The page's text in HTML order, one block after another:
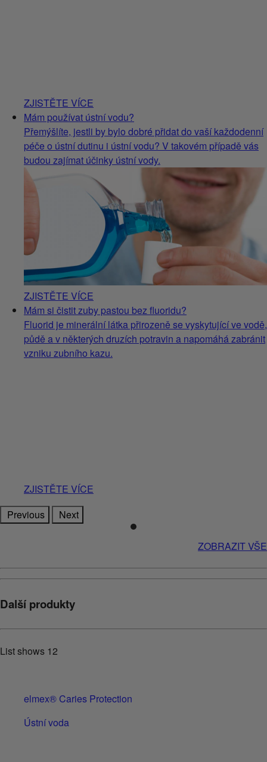
ZJISTĚTE VÍCE
Mám používat ústní vodu?
Přemýšlíte, jestli by bylo dobré přidat do vaší každodenní
péče o ústní dutinu i ústní vodu? V takovém případě vás
budou zajímat účinky ústní vody.
ZJISTĚTE VÍCE
Mám si čistit zuby pastou bez fluoridu?
Fluorid je minerální látka přirozeně se vyskytující ve vodě,
půdě a v některých druzích potravin a napomáhá zabránit
vzniku zubního kazu.
ZJISTĚTE VÍCE
Previous
Next
ZOBRAZIT VŠE
Další produkty
List shows 12
elmex® Caries Protection
Ústní voda